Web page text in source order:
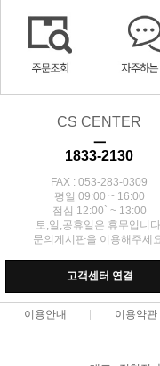
CS CENTER
ㅡ
1833-2130
FAX : 053-283-0309
평일 09:00 ~ 16:00
점심 12:00` ~ 13:00
토,일,공휴일은 휴무입니
문의게시판을 이용해주세
고객센터 연결
이용안내 이용약관